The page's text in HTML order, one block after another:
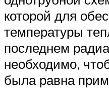
которой для
температуры
последнем
необходимо,
была равна